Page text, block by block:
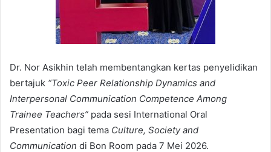
Dr. Nor Asikhin telah membentangkan kertas penyelidikan
bertajuk “Toxic Peer Relationship Dynamics and
Interpersonal Communication Competence Among
Trainee Teachers” pada sesi International Oral
Presentation bagi tema Culture, Society and
Communication di Bon Room pada 7 Mei 2026.